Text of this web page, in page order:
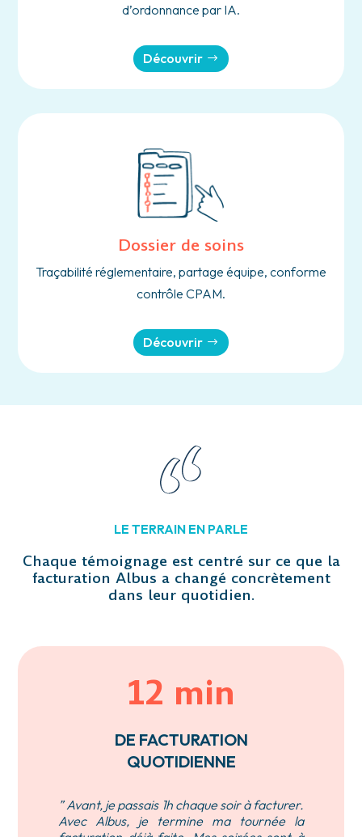
d’ordonnance par IA.
Découvrir
Dossier de soins
Traçabilité réglementaire, partage équipe, conforme
contrôle CPAM.
Découvrir
LE TERRAIN EN PARLE
Chaque témoignage est centré sur ce que la
facturation Albus a changé concrètement
dans leur quotidien.
12 min
DE FACTURATION
QUOTIDIENNE
” Avant, je passais 1h chaque soir à facturer.
Avec Albus, je termine ma tournée la